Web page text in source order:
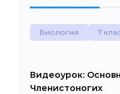
Биология 7
Видеоурок:
Членистоногих